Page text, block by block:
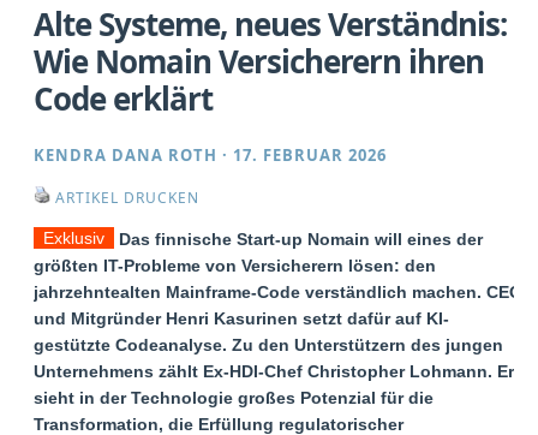
Alte Systeme, neues Verständnis:
Wie Nomain Versicherern ihren
Code erklärt
KENDRA DANA ROTH · 17. FEBRUAR 2026
ARTIKEL DRUCKEN
Exklusiv
Das finnische Start-up Nomain will eines der
größten IT-Probleme von Versicherern lösen: den
jahrzehntealten Mainframe-Code verständlich machen. CEO
und Mitgründer Henri Kasurinen setzt dafür auf KI-
gestützte Codeanalyse. Zu den Unterstützern des jungen
Unternehmens zählt Ex-HDI-Chef Christopher Lohmann. Er
sieht in der Technologie großes Potenzial für die
Transformation, die Erfüllung regulatorischer